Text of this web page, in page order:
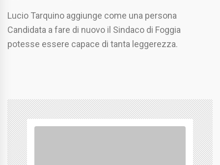
Lucio Tarquino aggiunge come una persona
Candidata a fare di nuovo il Sindaco di Foggia
potesse essere capace di tanta leggerezza.